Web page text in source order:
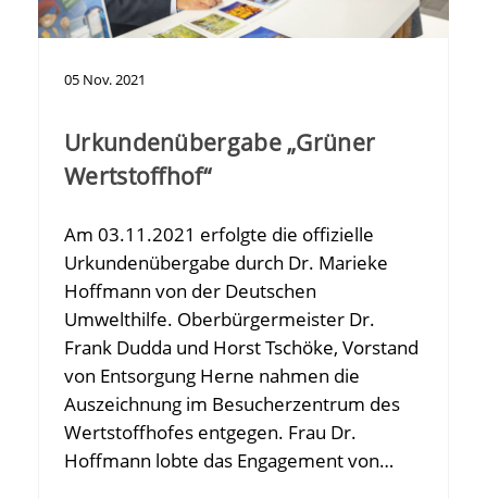
05 Nov.2021
Urkundenübergabe „Grüner
Wertstoffhof“
Am 03.11.2021 erfolgte die offizielle
Urkundenübergabe durch Dr. Marieke
Hoffmann von der Deutschen
Umwelthilfe. Oberbürgermeister Dr.
Frank Dudda und Horst Tschöke, Vorstand
von Entsorgung Herne nahmen die
Auszeichnung im Besucherzentrum des
Wertstoffhofes entgegen. Frau Dr.
Hoffmann lobte das Engagement von…